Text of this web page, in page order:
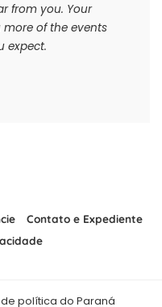
from you. Your
of the events
expect.
Contato e Expediente
política do Paraná